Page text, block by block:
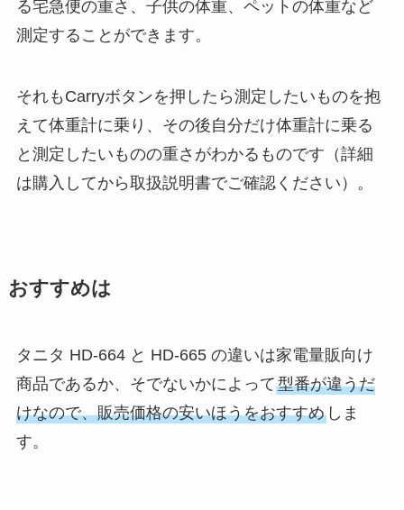
る宅急便の重さ、子供の体重、ペットの体重など
測定することができます。
それもCarryボタンを押したら測定したいものを抱
えて体重計に乗り、その後自分だけ体重計に乗る
と測定したいものの重さがわかるものです（詳細
は購入してから取扱説明書でご確認ください）。
おすすめは
タニタ HD-664 と HD-665 の違いは家電量販向け
商品であるか、そでないかによって型番が違うだ
けなので、販売価格の安いほうをおすすめしま
す。